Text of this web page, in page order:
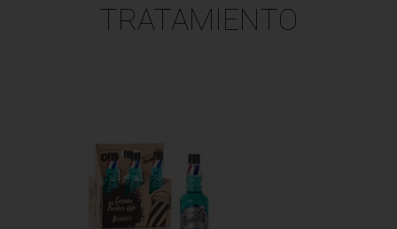
TRATAMIENTO